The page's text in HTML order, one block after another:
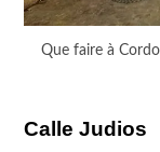
Que faire à
Calle Judios